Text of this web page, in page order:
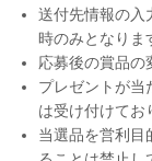
送付先情報の入
時のみとなりま
応募後の賞品の
プレゼントが当
は受け付けてお
当選品を営利目